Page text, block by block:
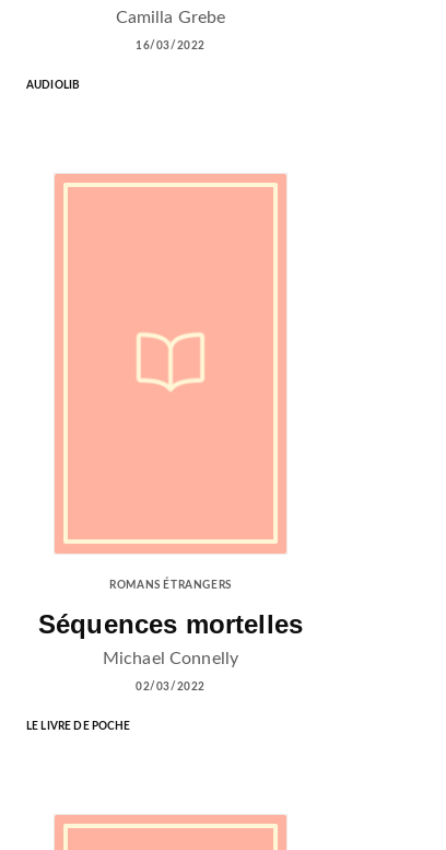
Camilla Grebe
16/03/2022
AUDIOLIB
ROMANS ÉTRANGERS
Séquences mortelles
Michael Connelly
02/03/2022
LE LIVRE DE POCHE